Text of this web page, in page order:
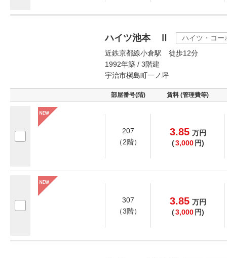
ハイツ池本 Ⅱ
ハイツ・コー
近鉄京都線小倉駅 徒歩12分
1992年築 / 3階建
宇治市槇島町一ノ坪
部屋番号(階) 賃料 (管理費等)
207
（2階）
3.85 万円
(3,000 円)
307
（3階）
3.85 万円
(3,000 円)